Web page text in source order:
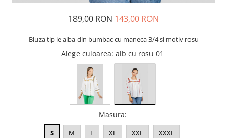
189,00 RON 143,00 RON
Bluza tip ie alba din bumbac cu maneca 3/4 si motiv rosu
Alege culoarea: alb cu rosu 01
Masura:
S M L XL XXL XXXL